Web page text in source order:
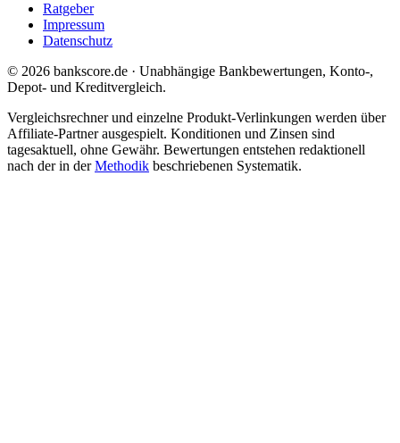
Ratgeber
Impressum
Datenschutz
© 2026 bankscore.de · Unabhängige Bankbewertungen, Konto-,
Depot- und Kreditvergleich.
Vergleichsrechner und einzelne Produkt-Verlinkungen werden über
Affiliate-Partner ausgespielt. Konditionen und Zinsen sind
tagesaktuell, ohne Gewähr. Bewertungen entstehen redaktionell
nach der in derMethodik beschriebenen Systematik.